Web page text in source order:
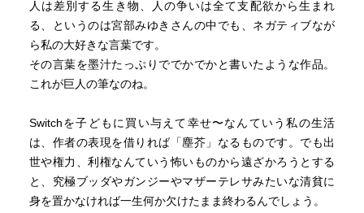
人は差別する生き物、人の争いは全て支配欲から生まれ
る、というのは宮部みゆきさんの中でも、ネガティブなが
ら私の大好きな言葉です。
その言葉を墨汁たっぷりででかでかと書いたような作品。
これが巨人の筆なのね。
Switchを子どもに買い与えて幸せ〜なんていう私の生活
は、作者の表現を借りれば「塵芥」なるものです。でも出
世や権力、利権なんていう怖いものから遠ざかろうとする
と、究極ブッダやガンジーやマザーテレサみたいな清貧に
身を置かなければ一生何か欠けたまま終わるんでしょう。